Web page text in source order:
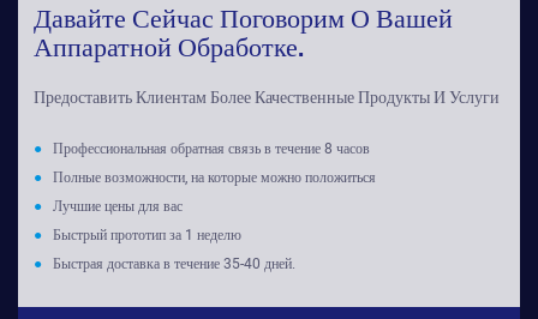
Давайте Сейчас Поговорим О Вашей
Аппаратной Обработке.
Предоставить Клиентам Более Качественные Продукты И Услуги
● Профессиональная обратная связь в течение 8 часов
● Полные возможности, на которые можно положиться
● Лучшие цены для вас
● Быстрый прототип за 1 неделю
● Быстрая доставка в течение 35-40 дней.